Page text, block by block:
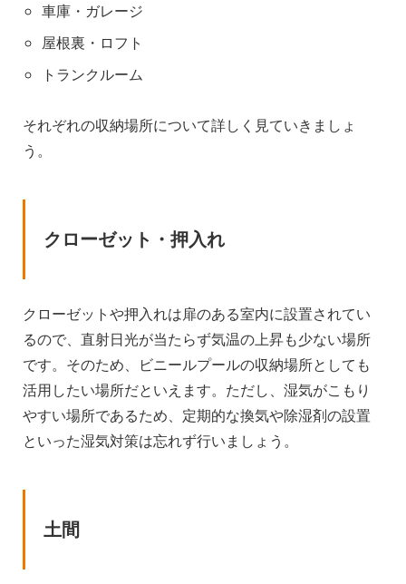
車庫・ガレージ
屋根裏・ロフト
トランクルーム
それぞれの収納場所について詳しく見ていきましょ
う。
クローゼット・押入れ
クローゼットや押入れは扉のある室内に設置されてい
るので、直射日光が当たらず気温の上昇も少ない場所
です。そのため、ビニールプールの収納場所としても
活用したい場所だといえます。ただし、湿気がこもり
やすい場所であるため、定期的な換気や除湿剤の設置
といった湿気対策は忘れず行いましょう。
土間